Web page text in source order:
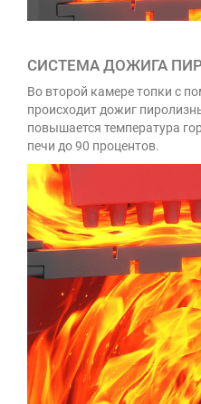
СИСТЕМА ДОЖИГА
Во второй камере топки с
происходит дожиг
повышается температура
печи до 90 процентов.